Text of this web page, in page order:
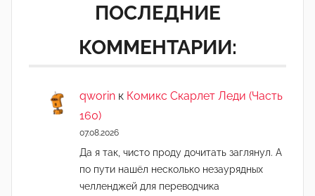
ПОСЛЕДНИЕ
КОММЕНТАРИИ:
qworin к Комикс Скарлет Леди (Часть
160)
07.08.2026
Да я так, чисто проду дочитать заглянул. А
по пути нашёл несколько незаурядных
челленджей для переводчика